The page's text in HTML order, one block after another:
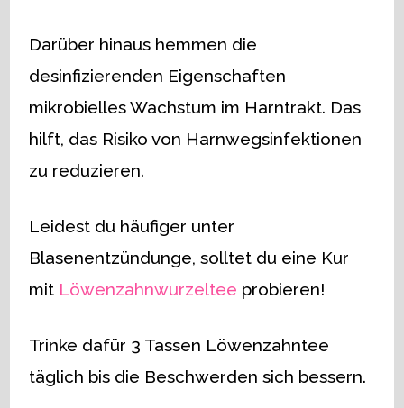
Darüber hinaus hemmen die
desinfizierenden Eigenschaften
mikrobielles Wachstum im Harntrakt. Das
hilft, das Risiko von Harnwegsinfektionen
zu reduzieren.
Leidest du häufiger unter
Blasenentzündunge, solltet du eine Kur
mit Löwenzahnwurzeltee probieren!
Trinke dafür 3 Tassen Löwenzahntee
täglich bis die Beschwerden sich bessern.